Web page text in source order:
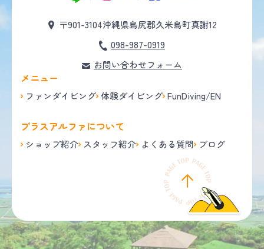
〒901-3104沖縄県島尻郡久米島町真謝12
098-987-0919
お問い合わせフォーム
メニュー
ファンダイビング 体験ダイビング FunDiving/EN
プラスアルファについて
ショップ紹介 スタッフ紹介 よくある質問 ブログ